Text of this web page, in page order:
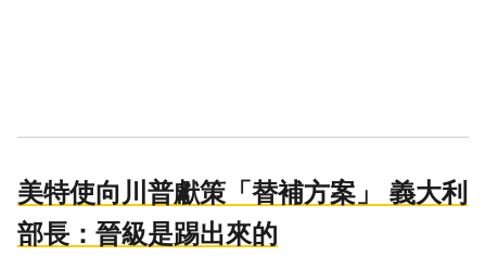
美特使向川普獻策「替補方案」 義大利
部長：晉級是踢出來的